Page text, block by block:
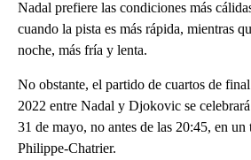
Nadal prefiere las condiciones más
cuando la pista es más rápida, mientras
noche, más fría y lenta.
No obstante, el partido de cuartos de
2022 entre Nadal y Djokovic se
31 de mayo, no antes de las 20:45, en
Philippe-Chatrier.